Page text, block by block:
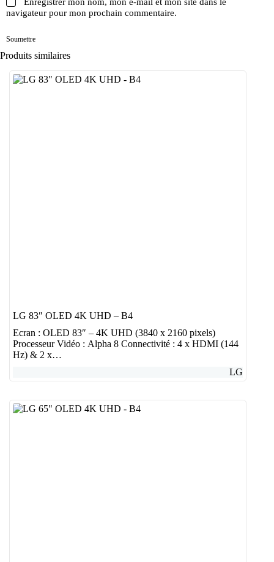
Enregistrer mon nom, mon e-mail et mon site dans le
navigateur pour mon prochain commentaire.
Soumettre
Produits similaires
LG 83″ OLED 4K UHD – B4
Ecran : OLED 83″ – 4K UHD (3840 x 2160 pixels)
Processeur Vidéo : Alpha 8 Connectivité : 4 x HDMI (144
Hz) & 2 x…
LG